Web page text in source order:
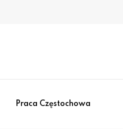
Praca Częstochowa